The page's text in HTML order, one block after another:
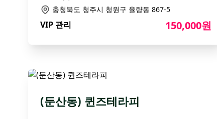
충청북도 청주시 청원구 율량동 867-5
VIP 관리 150,000원
(둔산동) 퀸즈테라피